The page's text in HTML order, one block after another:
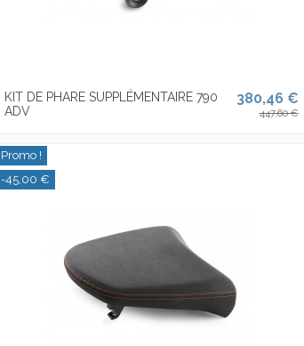
KIT DE PHARE SUPPLÉMENTAIRE 790
ADV
380,46 €
447,60 €
Promo !
-45,00 €